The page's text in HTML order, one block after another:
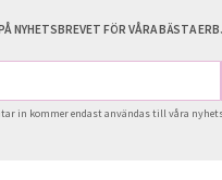
NYHETSBREVET FÖR VÅRA BÄSTA
in kommer endast användas till våra